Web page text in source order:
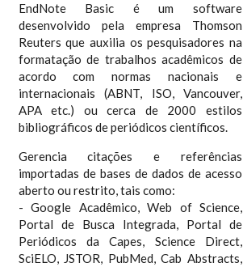
EndNote Basic é um software
desenvolvido pela empresa Thomson
Reuters que auxilia os pesquisadores na
formatação de trabalhos acadêmicos de
acordo com normas nacionais e
internacionais (ABNT, ISO, Vancouver,
APA etc.) ou cerca de 2000 estilos
bibliográficos de periódicos científicos.
Gerencia citações e referências
importadas de bases de dados de acesso
aberto ou restrito, tais como:
- Google Acadêmico, Web of Science,
Portal de Busca Integrada, Portal de
Periódicos da Capes, Science Direct,
SciELO, JSTOR, PubMed, Cab Abstracts,